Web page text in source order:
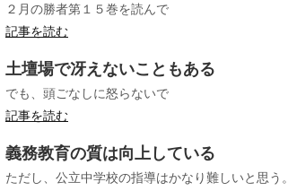
２月の勝者第１５巻を読んで
記事を読む
土壇場で冴えないこともある
でも、頭ごなしに怒らないで
記事を読む
義務教育の質は向上している
ただし、公立中学校の指導はかなり難しいと思う。